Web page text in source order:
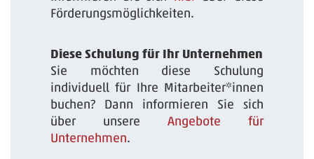
Förderungsmöglichkeiten.
Diese Schulung für Ihr Unternehmen
Sie möchten diese Schulung
individuell für Ihre Mitarbeiter*innen
buchen? Dann informieren Sie sich
über unsere Angebote für
Unternehmen.